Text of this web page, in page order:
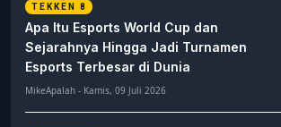
TEKKEN 8
Apa Itu Esports World Cup dan
Sejarahnya Hingga Jadi Turnamen
Esports Terbesar di Dunia
MikeApalah - Kamis, 09 Juli 2026